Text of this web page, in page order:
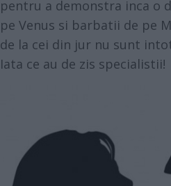
pentru a demonstra inca o
pe Venus si barbatii de pe
de la cei din jur nu sunt
Iata ce au de zis specialistii!